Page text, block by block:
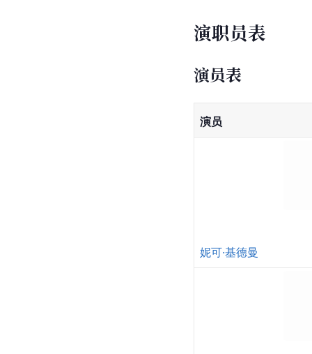
演职员表
演员表
演员
妮可·基德曼